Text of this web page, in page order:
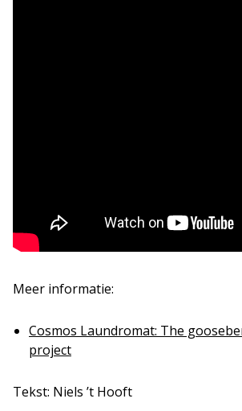
Meer informatie:
Cosmos Laundromat: The
project
Tekst: Niels ’t Hooft